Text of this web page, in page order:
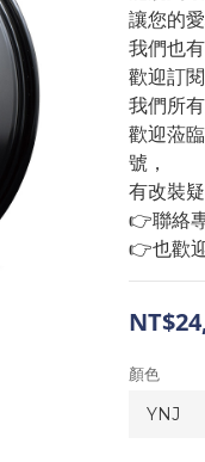
讓您的
我們也
歡迎訂
我們所
歡迎蒞
號，
有改裝
👉聯絡
👉也歡
顏色